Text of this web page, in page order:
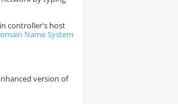
controller's host
Name System
version of